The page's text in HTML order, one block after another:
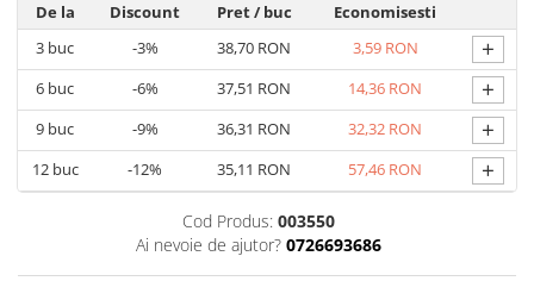
Hartie de matase
Hartie impachetat cadouri
Panglica dublu satinata 6 mm
Panglica dublu satinata 9 mm
Panglica dublu satinata 16 mm
De la
Discount Pret/ buc
Economisesti
3 buc -3% 38,70 RON 3,59 RON +
6 buc -6% 37,51 RON 14,36 RON +
9 buc -9% 36,31 RON 32,32 RON +
12buc -12% 35,11 RON 57,46 RON +
Cod Produs: 003550
Ai nevoie de ajutor? 0726693686